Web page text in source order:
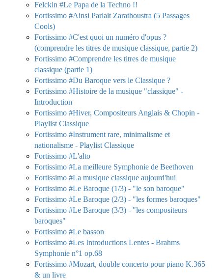
Felckin #Le Papa de la Techno !!
Fortissimo #Ainsi Parlait Zarathoustra (5 Passages
Cools)
Fortissimo #C'est quoi un numéro d'opus ?
(comprendre les titres de musique classique, partie 2)
Fortissimo #Comprendre les titres de musique
classique (partie 1)
Fortissimo #Du Baroque vers le Classique ?
Fortissimo #Histoire de la musique "classique" -
Introduction
Fortissimo #Hiver, Compositeurs Anglais & Chopin -
Playlist Classique
Fortissimo #Instrument rare, minimalisme et
nationalisme - Playlist Classique
Fortissimo #L'alto
Fortissimo #La meilleure Symphonie de Beethoven
Fortissimo #La musique classique aujourd'hui
Fortissimo #Le Baroque (1/3) - "le son baroque"
Fortissimo #Le Baroque (2/3) - "les formes baroques"
Fortissimo #Le Baroque (3/3) - "les compositeurs
baroques"
Fortissimo #Le basson
Fortissimo #Les Introductions Lentes - Brahms
Symphonie n°1 op.68
Fortissimo #Mozart, double concerto pour piano K.365
& un livre